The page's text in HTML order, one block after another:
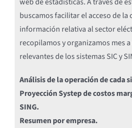
buscamos facilitar el acceso de la
información relativa al sector
recopilamos y organizamos mes
relevantes de los sistemas SIC y
Análisis de la operación de cada
Proyección Systep de costos
SING.
Resumen por empresa.